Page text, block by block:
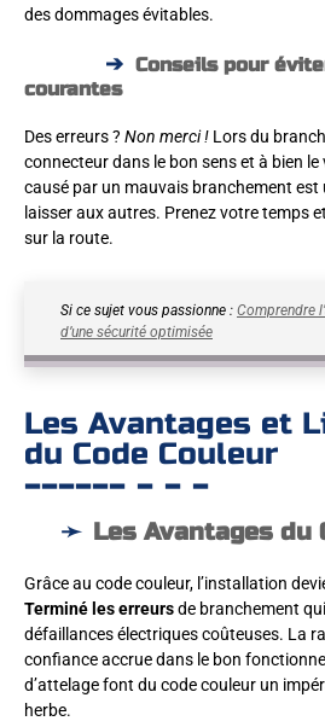
des dommages évitables.
Conseils pour
courantes
Des erreurs ? Non merci ! Lors du
connecteur dans le bon sens et à bien
causé par un mauvais branchement est
laisser aux autres. Prenez votre temps
sur la route.
Si ce sujet vous passionne : Comprendre
d’une sécurité optimisée
Les Avantages et
du Code Couleur
Les Avantages du
Grâce au code couleur, l’installation
Terminé les erreursde branchement
défaillances électriques coûteuses. La
confiance accrue dans le bon
d’attelage font du code couleur un
herbe.